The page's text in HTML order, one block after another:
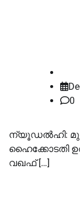
0
ന്യൂഡൽഹി:
ഹൈക്കോടതി
വഖഫ് […]